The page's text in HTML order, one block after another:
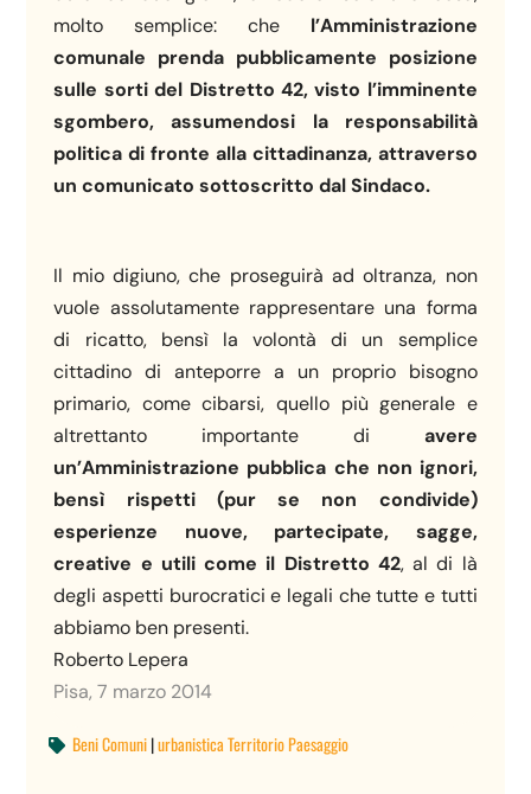
molto semplice: che l’Amministrazione
comunale prenda pubblicamente posizione
sulle sorti del Distretto 42, visto l’imminente
sgombero, assumendosi la responsabilità
politicadi fronte alla cittadinanza, attraverso
un comunicato sottoscritto dal Sindaco.
Il mio digiuno, che proseguirà ad oltranza, non
vuole assolutamente rappresentare una forma
di ricatto, bensì la volontà di un semplice
cittadino di anteporre a un proprio bisogno
primario, come cibarsi, quello più generale e
altrettanto importante di avere
un’Amministrazione pubblica che non ignori,
bensì rispetti (pur se non condivide)
esperienze nuove, partecipate, sagge,
creative e utili come il Distretto 42, al di là
degli aspetti burocratici e legali che tutte e tutti
abbiamo ben presenti.
Roberto Lepera
Pisa, 7 marzo 2014
 Beni Comuni|urbanistica Territorio Paesaggio